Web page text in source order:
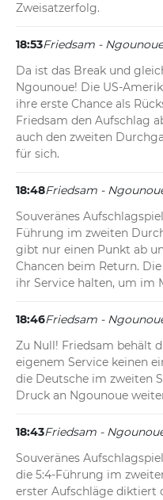
Zweisatzerfolg.
18:53Friedsam -
Da ist das Break und
Ngounoue! Die US-
ihre erste Chance als
Friedsam den Aufschlag
auch den zweiten
für sich.
18:48Friedsam -
Souveränes
Führung im zweiten
gibt nur einen Punkt ab
Chancen beim Return.
ihr Service halten, um im
18:46Friedsam -
Zu Null! Friedsam behält
eigenem Service keinen
die Deutsche im zweiten
Druck an Ngounoue
18:43Friedsam -
Souveränes
die 5:4-Führung im
erster Aufschläge diktiert